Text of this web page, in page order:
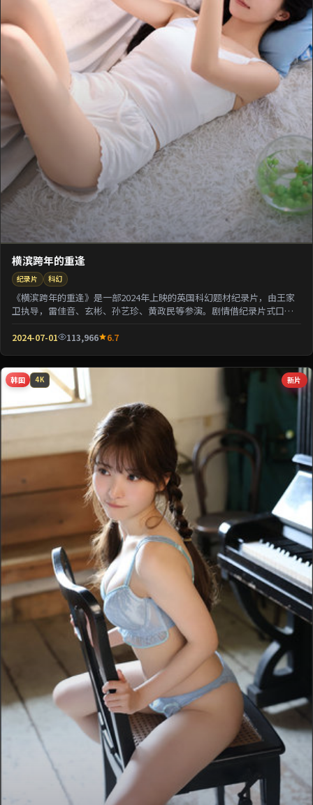
横滨跨年的重逢
纪录片 科幻
《横滨跨年的重逢》是一部2024年上映的英国科幻题材纪录片，由王家
卫执导，雷佳音、玄彬、孙艺珍、黄政民等参演。剧情借纪录片式口吻
2024-07-01 113,966 6.7
新片
韩国 4K